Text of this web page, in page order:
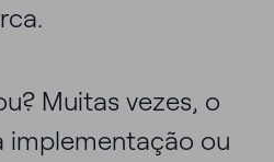
Muitas vezes, o
implementação ou